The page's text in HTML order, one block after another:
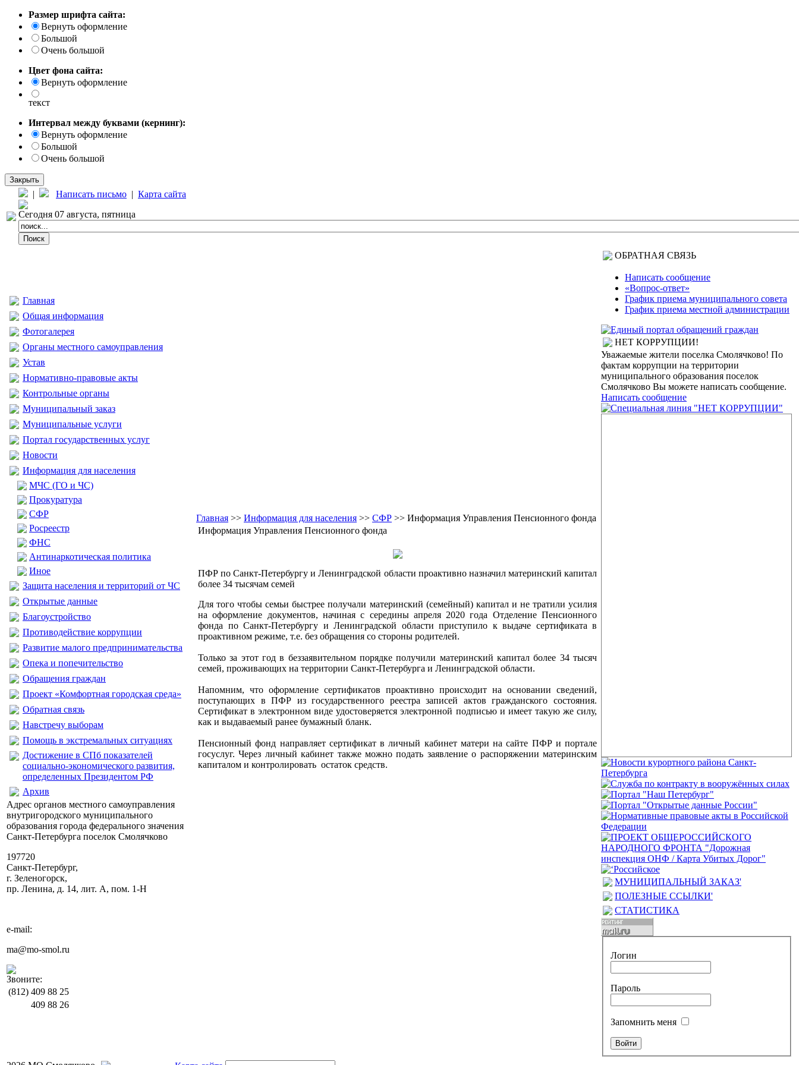
Размер шрифта сайта:
Вернуть оформление
Большой
Очень большой
Цвет фона сайта:
Вернуть оформление
текст
Интервал между буквами (кернинг):
Вернуть оформление
Большой
Очень большой
Закрыть
| Написать письмо | Карта сайта
Сегодня 07 августа, пятница
Главная
Общая информация
Фотогалерея
Органы местного самоуправления
Устав
Нормативно-правовые акты
Контрольные органы
Муниципальный заказ
Муниципальные услуги
Портал государственных услуг
Новости
Информация для населения
МЧС (ГО и ЧС)
Прокуратура
CФР
Росреестр
ФНС
Антинаркотическая политика
Иное
Защита населения и территорий от ЧС
Открытые данные
Благоустройство
Противодействие коррупции
Развитие малого предпринимательства
Опека и попечительство
Обращения граждан
Проект «Комфортная городская среда»
Обратная связь
Навстречу выборам
Помощь в экстремальных ситуациях
Достижение в СПб показателей
социально-экономического развития,
определенных Президентом РФ
Архив
Адрес органов местного самоуправления
внутригородского муниципального
образования города федерального значения
Санкт-Петербурга поселок Смолячково
197720
Санкт-Петербург,
г. Зеленогорск,
пр. Ленина, д. 14, лит. А, пом. 1-Н
e-mail:
ma@mo-smol.ru
Звоните:
(812) 409 88 25
409 88 26
Главная >> Информация для населения >> CФР >> Информация Управления Пенсионного фонда
Информация Управления Пенсионного фонда
ПФР по Санкт-Петербургу и Ленинградской области проактивно назначил материнский капитал
более 34 тысячам семей
Для того чтобы семьи быстрее получали материнский (семейный) капитал и не тратили усилия
на оформление документов, начиная с середины апреля 2020 года Отделение Пенсионного
фонда по Санкт-Петербургу и Ленинградской области приступило к выдаче сертификата в
проактивном режиме, т.е. без обращения со стороны родителей.
Только за этот год в беззаявительном порядке получили материнский капитал более 34 тысяч
семей, проживающих на территории Санкт-Петербурга и Ленинградской области.
Напомним, что оформление сертификатов проактивно происходит на основании сведений,
поступающих в ПФР из государственного реестра записей актов гражданского состояния.
Сертификат в электронном виде удостоверяется электронной подписью и имеет такую же силу,
как и выдаваемый ранее бумажный бланк.
Пенсионный фонд направляет сертификат в личный кабинет матери на сайте ПФР и портале
госуслуг. Через личный кабинет также можно подать заявление о распоряжении материнским
капиталом и контролировать остаток средств.
ОБРАТНАЯ СВЯЗЬ
Написать сообщение
«Вопрос-ответ»
График приема муниципального совета
График приема местной администрации
НЕТ КОРРУПЦИИ!
Уважаемые жители поселка Смолячково! По
фактам коррупции на территории
муниципального образования поселок
Смолячково Вы можете написать сообщение.
Написать сообщение
МУНИЦИПАЛЬНЫЙ ЗАКАЗ'
ПОЛЕЗНЫЕ ССЫЛКИ'
СТАТИСТИКА
Логин
Пароль
Запомнить меня